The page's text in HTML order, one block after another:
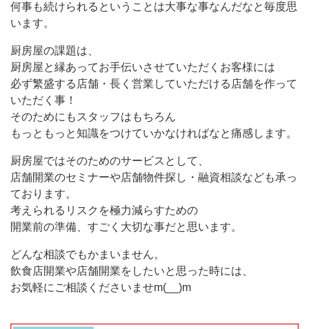
何事も続けられるということは大事な事なんだなと毎度思
います。
厨房屋の課題は、
厨房屋と縁あってお手伝いさせていただくお客様には
必ず繁盛する店舗・長く営業していただける店舗を作って
いただく事！
そのためにもスタッフはもちろん
もっともっと知識をつけていかなければなと痛感します。
厨房屋ではそのためのサービスとして、
店舗開業のセミナーや店舗物件探し・融資相談なども承っ
ております。
考えられるリスクを極力減らすための
開業前の準備、すごく大切な事だと思います。
どんな相談でもかまいません。
飲食店開業や店舗開業をしたいと思った時には、
お気軽にご相談くださいませm(__)m